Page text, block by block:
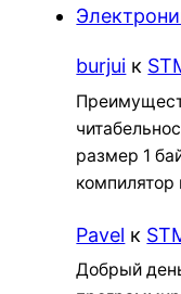
burjui к
размер 1
компилятор
Pavel к
Добрый